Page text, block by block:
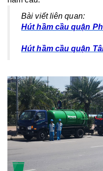
Bài viết liên quan:
Hút hầm cầu quận
Hút hầm cầu quận